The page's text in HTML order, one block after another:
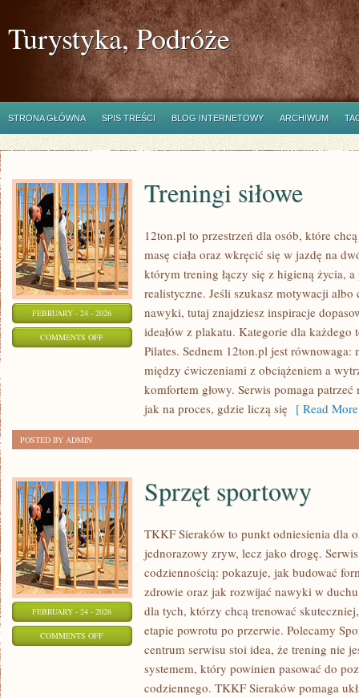
Turystyka, Podróże
STRONA GŁÓWNA SPIS TREŚCI BLOG INTERNETOWY ARCHIWUM
FEBRUARY - 24 - 2026
COMMENTS OFFON
Treningi siłowe
12ton.pl to przestrzeń dla osób, które
masę ciała oraz wkręcić się w jazdę na
którym trening łączy się z higieną życia,
realistyczne. Jeśli szukasz motywacji albo
nawyki, tutaj znajdziesz inspiracje
ideałów z plakatu. Kategorie dla
Pilates. Sednem 12ton.pl jest równowaga:
między ćwiczeniami z obciążeniem a
komfortem głowy. Serwis pomaga
jak na proces, gdzie liczą się [ Read
POSTED BY ADMIN
FEBRUARY - 24 - 2026
COMMENTS OFFON
SPORTOWY
Sprzęt sportowy
TKKF Sieraków to punkt odniesienia dla
jednorazowy zryw, lecz jako drogę.
codziennością: pokazuje, jak budować
zdrowie oraz jak rozwijać nawyki w
dla tych, którzy chcą trenować
etapie powrotu po przerwie. Polecamy
centrum serwisu stoi idea, że trening nie
systemem, który powinien pasować do
codziennego. TKKF Sieraków pomaga